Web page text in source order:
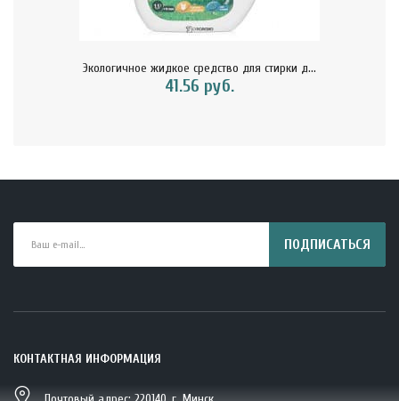
Экологичное жидкое средство для стирки д...
41.56 руб.
ПОДПИСАТЬСЯ
КОНТАКТНАЯ ИНФОРМАЦИЯ